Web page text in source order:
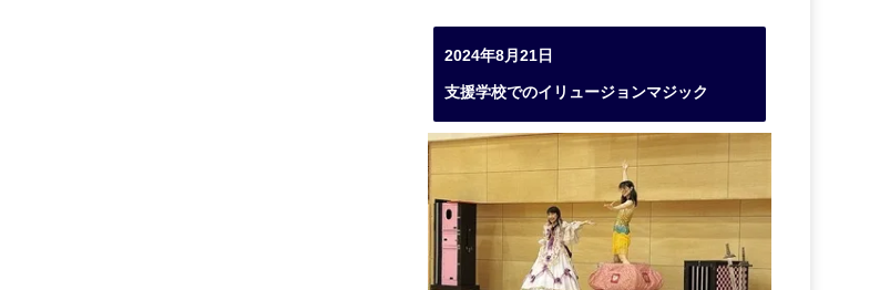
2024年8月21日
支援学校でのイリュージョンマジック